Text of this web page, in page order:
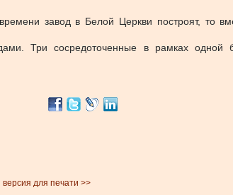
завод в Белой Церкви построят, то
Три сосредоточенные в рамках
версия для печати >>